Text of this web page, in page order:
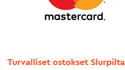
Turvalliset ostokset Slurpilta